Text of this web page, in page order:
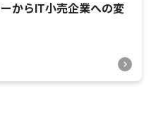
からIT小売企業への変